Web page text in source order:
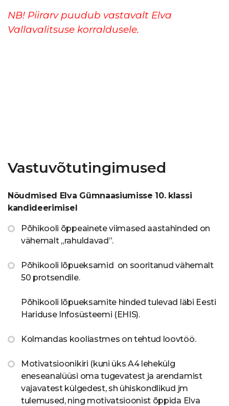
NB! Piirarv puudub vastavalt Elva
Vallavalitsuse korraldusele.
Vastuvõtutingimused
Nõudmised Elva Gümnaasiumisse 10. klassi
kandideerimisel
Põhikooli õppeainete viimased aastahinded on
vähemalt „rahuldavad”.
Põhikooli lõpueksamid on sooritanud vähemalt
50 protsendile.
Põhikooli lõpueksamite hinded tulevad läbi Eesti
Hariduse Infosüsteemi (EHIS).
Kolmandas kooliastmes on tehtud loovtöö.
Motivatsioonikiri (kuni üks A4 lehekülg
eneseanalüüsi oma tugevatest ja arendamist
vajavatest külgedest, sh ühiskondlikud jm
tulemused, ning motivatsioonist õppida Elva